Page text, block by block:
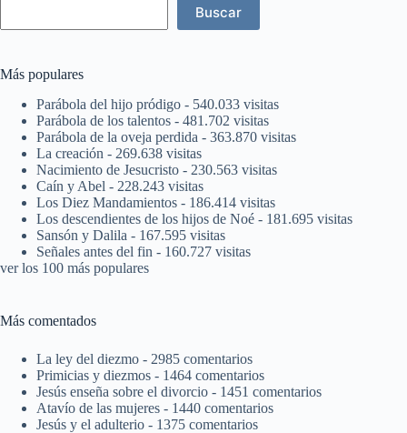
Buscar
Más populares
Parábola del hijo pródigo - 540.033 visitas
Parábola de los talentos - 481.702 visitas
Parábola de la oveja perdida - 363.870 visitas
La creación - 269.638 visitas
Nacimiento de Jesucristo - 230.563 visitas
Caín y Abel - 228.243 visitas
Los Diez Mandamientos - 186.414 visitas
Los descendientes de los hijos de Noé - 181.695 visitas
Sansón y Dalila - 167.595 visitas
Señales antes del fin - 160.727 visitas
ver los 100 más populares
Más comentados
La ley del diezmo - 2985 comentarios
Primicias y diezmos - 1464 comentarios
Jesús enseña sobre el divorcio - 1451 comentarios
Atavío de las mujeres - 1440 comentarios
Jesús y el adulterio - 1375 comentarios